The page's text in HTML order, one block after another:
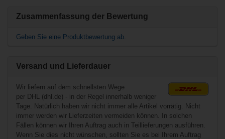
Ghibli Verso
Zusammenfassung der Bewertung
Geben Sie eine Produktbewertung ab.
Versand und Lieferdauer
Wir liefern auf dem schnellsten Wege
per DHL (dhl.de) - in der Regel innerhalb weniger
Tage. Natürlich haben wir nicht immer alle Artikel vorrätig. Nicht
immer werden wir Lieferzeiten vermeiden können. In solchen
Fällen können wir Ihren Auftrag auch in Teillieferungen ausführen.
Wenn Sie dies nicht wünschen, sollten Sie es bei Ihrem Auftrag